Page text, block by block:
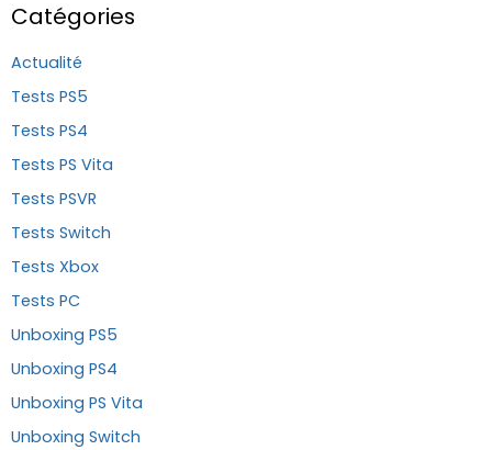
Catégories
Actualité
Tests PS5
Tests PS4
Tests PS Vita
Tests PSVR
Tests Switch
Tests Xbox
Tests PC
Unboxing PS5
Unboxing PS4
Unboxing PS Vita
Unboxing Switch